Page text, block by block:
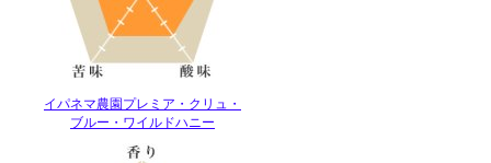
イパネマ農園プレミア・クリュ・
ブルー・ワイルドハニー